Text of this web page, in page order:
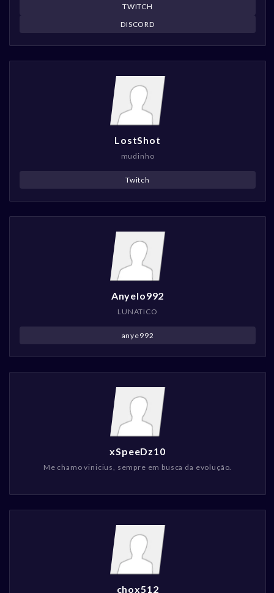
TWITCH
DISCORD
LostShot
mudinho
Twitch
Anyelo992
LUNATICO
anye992
xSpeeDz10
Me chamo vinicius, sempre em busca da evolução.
chox512